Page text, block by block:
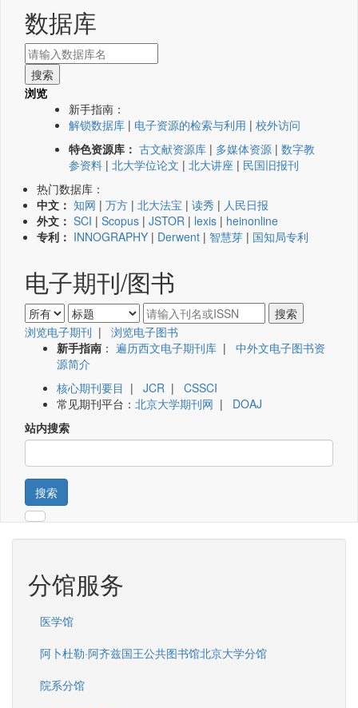
数据库
浏览
新手指南：
解锁数据库 | 电子资源的检索与利用 | 校外访问
特色资源库： 古文献资源库 | 多媒体资源 | 数字教
参资料 | 北大学位论文 | 北大讲座 | 民国旧报刊
热门数据库：
中文： 知网 | 万方 | 北大法宝 | 读秀 | 人民日报
外文： SCI | Scopus | JSTOR | lexis | heinonline
专利： INNOGRAPHY | Derwent | 智慧芽 | 国知局专利
电子期刊/图书
浏览电子期刊 | 浏览电子图书
新手指南 ： 遍历西文电子期刊库 | 中外文电子图书资
源简介
核心期刊要目 | JCR | CSSCI
常见期刊平台： 北京大学期刊网 | DOAJ
站内搜索
搜索
分馆服务
医学馆
阿卜杜勒·阿齐兹国王公共图书馆北京大学分馆
院系分馆